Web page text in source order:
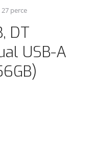
perce
DT
USB-A